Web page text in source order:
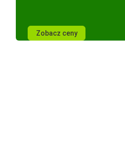
Zobacz ceny